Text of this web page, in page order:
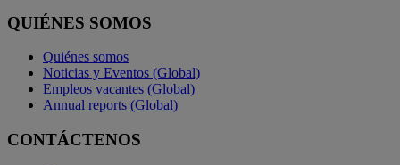
QUIÉNES SOMOS
Quiénes somos
Noticias y Eventos (Global)
Empleos vacantes (Global)
Annual reports (Global)
CONTÁCTENOS